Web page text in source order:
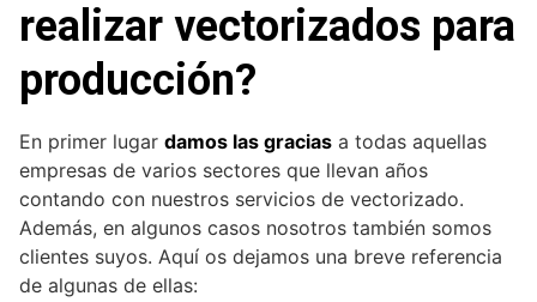
realizar vectorizados para
producción?
En primer lugar damos las gracias a todas aquellas
empresas de varios sectores que llevan años
contando con nuestros servicios de vectorizado.
Además, en algunos casos nosotros también somos
clientes suyos. Aquí os dejamos una breve referencia
de algunas de ellas: